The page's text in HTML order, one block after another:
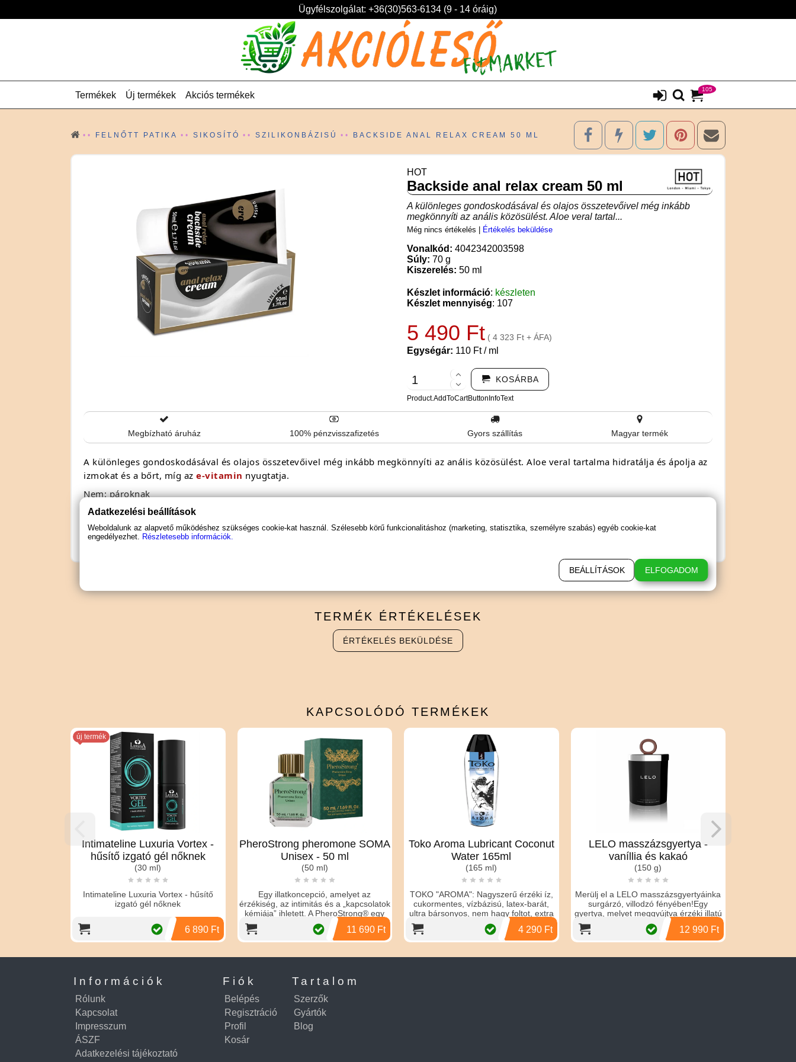
Ügyfélszolgálat: +36(30)563-6134 (9 - 14 óráig)
105
Termékek Új termékek Akciós termékek
FELNŐTT PATIKA SIKOSÍTÓ SZILIKONBÁZISÚ BACKSIDE ANAL RELAX CREAM 50 ML
HOT
Backside anal relax cream 50 ml
A különleges gondoskodásával és olajos összetevőivel még inkább
megkönnyíti az anális közösülést. Aloe veral tartal...
Még nincs értékelés Értékelés beküldése
Vonalkód: 4042342003598
Súly: 70 g
Kiszerelés: 50 ml
Készlet információ: készleten
Készlet mennyiség: 107
5 490 Ft ( 4 323 Ft + ÁFA)
Egységár: 110 Ft / ml
KOSÁRBA
Product.AddToCartButtonInfoText
Megbízható áruház 100% pénzvisszafizetés Gyors szállítás Magyar termék
A különleges gondoskodásával és olajos összetevőivel még inkább megkönnyíti az anális közösülést. Aloe veral tartalma hidratálja és ápolja az
izmokat és a bőrt, míg az e-vitamin nyugtatja.
Nem: pároknak
Speciális jellemző: stimuláló
Termékcsoport: krém
TERMÉK ÉRTÉKELÉSEK
ÉRTÉKELÉS BEKÜLDÉSE
KAPCSOLÓDÓ TERMÉKEK
új termék
Intimateline Luxuria Vortex -
hűsítő izgató gél nőknek
(30 ml)
Intimateline Luxuria Vortex - hűsítő
izgató gél nőknek
6 890 Ft
PheroStrong pheromone SOMA
Unisex - 50 ml
(50 ml)
Egy illatkoncepció, amelyet az
érzékiség, az intimitás és a „kapcsolatok
kémiája” ihletett. A PheroStrong® egy
fero
11 690 Ft
Toko Aroma Lubricant Coconut
Water 165ml
(165 ml)
TOKO "AROMA": Nagyszerű érzéki íz,
cukormentes, vízbázisú, latex-barát,
ultra bársonyos, nem hagy foltot, extra
hos...
4 290 Ft
LELO masszázsgyertya -
vaníllia és kakaó
(150 g)
Merülj el a LELO masszázsgyertyáinka
surgárzó, villodzó fényében!Egy
gyertya, melyet meggyújtva érzéki illatú
massz
12 990 Ft
Információk
Rólunk
Kapcsolat
Impresszum
ÁSZF
Adatkezelési tájékoztató
Fiók
Belépés
Regisztráció
Profil
Kosár
Tartalom
Szerzők
Gyártók
Blog
Adatkezelési beállítások
Weboldalunk az alapvető működéshez szükséges cookie-kat használ. Szélesebb körű funkcionalitáshoz (marketing, statisztika, személyre szabás) egyéb cookie-kat
engedélyezhet. Részletesebb információk.
BEÁLLÍTÁSOK ELFOGADOM